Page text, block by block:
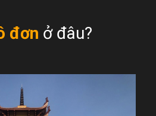
đơn ở đâu?